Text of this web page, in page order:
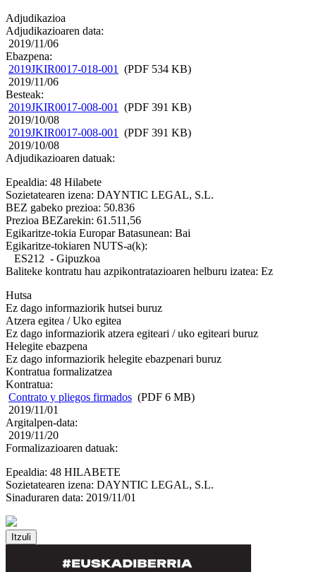
Adjudikazioa
Adjudikazioaren data:
2019/11/06
Ebazpena:
2019JKIR0017-018-001 (PDF 534 KB)
2019/11/06
Besteak:
2019JKIR0017-008-001 (PDF 391 KB)
2019/10/08
2019JKIR0017-008-001 (PDF 391 KB)
2019/10/08
Adjudikazioaren datuak:
Epealdia: 48 Hilabete
Sozietatearen izena: DAYNTIC LEGAL, S.L.
BEZ gabeko prezioa: 50.836
Prezioa BEZarekin: 61.511,56
Egikaritze-tokia Europar Batasunean: Bai
Egikaritze-tokiaren NUTS-a(k):
ES212 - Gipuzkoa
Baliteke kontratu hau azpikontratazioaren helburu izatea: Ez
Hutsa
Ez dago informaziorik hutsei buruz
Atzera egitea / Uko egitea
Ez dago informaziorik atzera egiteari / uko egiteari buruz
Helegite ebazpena
Ez dago informaziorik helegite ebazpenari buruz
Kontratua formalizatzea
Kontratua:
Contrato y pliegos firmados (PDF 6 MB)
2019/11/01
Argitalpen-data:
2019/11/20
Formalizazioaren datuak:
Epealdia: 48 HILABETE
Sozietatearen izena: DAYNTIC LEGAL, S.L.
Sinaduraren data: 2019/11/01